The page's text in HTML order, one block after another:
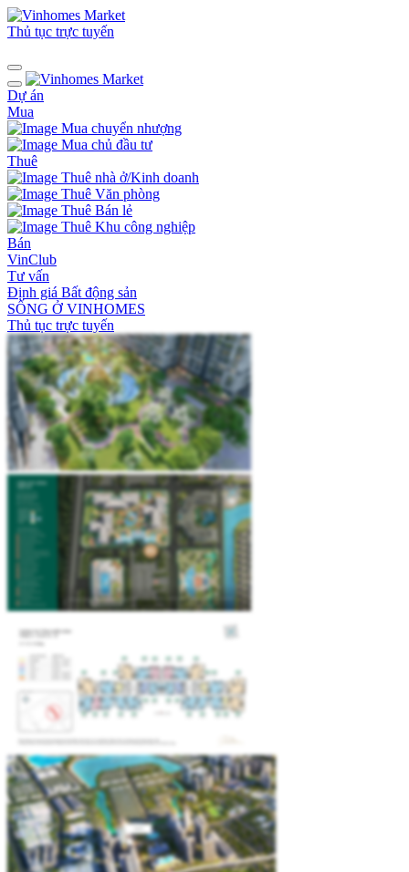
Thủ tục trực tuyến
Dự án
Mua
Mua chuyển nhượng
Mua chủ đầu tư
Thuê
Thuê nhà ở/Kinh doanh
Thuê Văn phòng
Thuê Bán lẻ
Thuê Khu công nghiệp
Bán
VinClub
Tư vấn
Định giá Bất động sản
SỐNG Ở VINHOMES
Thủ tục trực tuyến